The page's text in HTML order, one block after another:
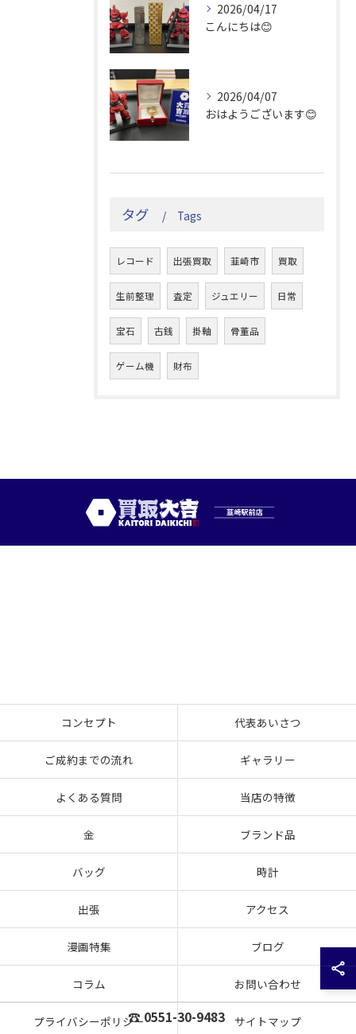
2026/04/17
こんにちは😊
2026/04/07
おはようございます😊
タグ Tags
レコード 出張買取 韮崎市 買取
生前整理 査定 ジュエリー 日常
宝石 古銭 掛軸 骨董品
ゲーム機 財布
☎ 0551-30-9483
コンセプト 代表あいさつ
ご成約までの流れ ギャラリー
よくある質問 当店の特徴
金 ブランド品
バッグ 時計
出張 アクセス
漫画特集 ブログ
コラム お問い合わせ
プライバシーポリシー サイトマップ